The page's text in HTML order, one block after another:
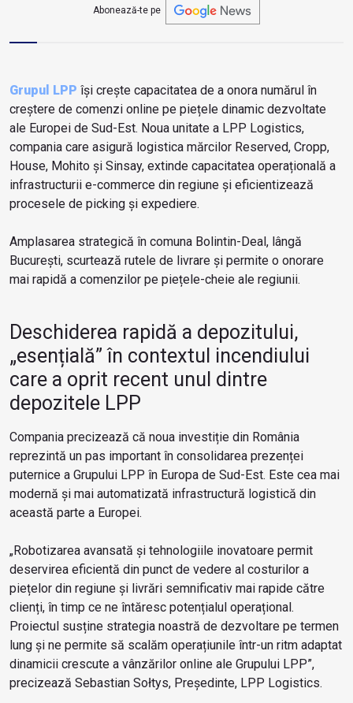
Abonează-te pe
Grupul LPP își crește capacitatea de a onora numărul în
creștere de comenzi online pe piețele dinamic dezvoltate
ale Europei de Sud-Est. Noua unitate a LPP Logistics,
compania care asigură logistica mărcilor Reserved, Cropp,
House, Mohito și Sinsay, extinde capacitatea operațională a
infrastructurii e-commerce din regiune și eficientizează
procesele de picking și expediere.
Amplasarea strategică în comuna Bolintin-Deal, lângă
București, scurtează rutele de livrare și permite o onorare
mai rapidă a comenzilor pe piețele-cheie ale regiunii.
Deschiderea rapidă a depozitului,
„esențială” în contextul incendiului
care a oprit recent unul dintre
depozitele LPP
Compania precizează că noua investiție din România
reprezintă un pas important în consolidarea prezenței
puternice a Grupului LPP în Europa de Sud-Est. Este cea mai
modernă și mai automatizată infrastructură logistică din
această parte a Europei.
„Robotizarea avansată și tehnologiile inovatoare permit
deservirea eficientă din punct de vedere al costurilor a
piețelor din regiune și livrări semnificativ mai rapide către
clienți, în timp ce ne întăresc potențialul operațional.
Proiectul susține strategia noastră de dezvoltare pe termen
lung și ne permite să scalăm operațiunile într-un ritm adaptat
dinamicii crescute a vânzărilor online ale Grupului LPP”,
precizează Sebastian Sołtys, Președinte, LPP Logistics.